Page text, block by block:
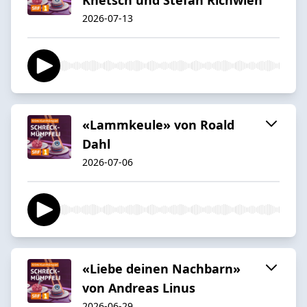
2026-07-13
«Lammkeule» von Roald
Dahl
2026-07-06
«Liebe deinen Nachbarn»
von Andreas Linus